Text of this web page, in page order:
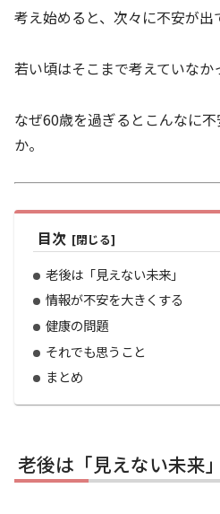
考え始めると、次々に不安が出
若い頃はそこまで考えていなか
なぜ60歳を過ぎるとこんなに
か。
目次
老後は「見えない未来」
情報が不安を大きくする
健康の問題
それでも思うこと
まとめ
老後は「見えない未来」